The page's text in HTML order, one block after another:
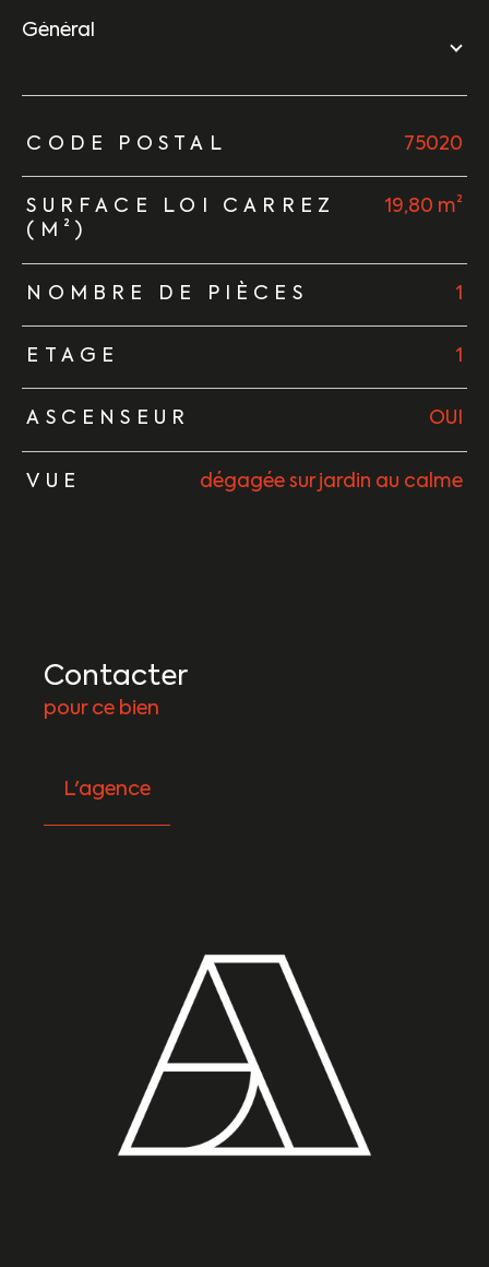
général
TRAD_ZEPHYR_Caracteristique TRAD_ZEPHYR_Valeurs
CODE POSTAL 75020
SURFACE LOI CARREZ
(M²)
19,80 m²
NOMBRE DE PIÈCES 1
ETAGE 1
ASCENSEUR OUI
VUE dégagée sur jardin au calme
Contacter
pour ce bien
L'agence